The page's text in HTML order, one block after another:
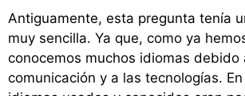
Antiguamente, esta pregunta tenía
muy sencilla. Ya que, como ya
conocemos muchos idiomas debido
comunicación y a las tecnologías.